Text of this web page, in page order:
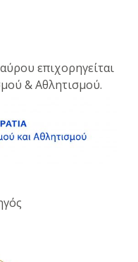
επιχορηγείται
& Αθλητισμού.